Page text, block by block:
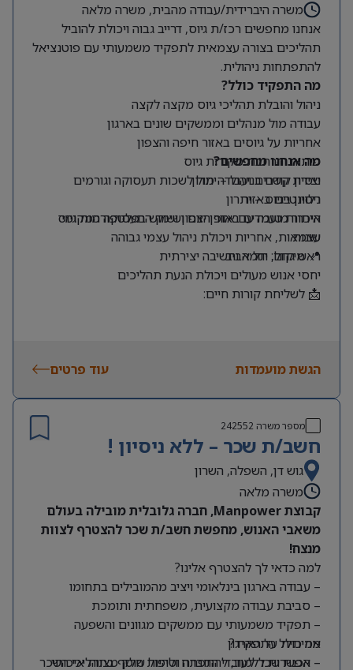
משרה היברידית/עבודה מהבית, משרה מלאה
אנחנו מחפשים רכז/ת גיוס, דרייב גבוה ויכולת להוביל
תהליכים בצורה עצמאית לתפקיד משמעותי עם פוטנציאל
להתפתחות ניהולית.
מה התפקיד כולל?
ניהול והובלת תהליכי גיוס מקצה לקצה
עבודה מול מנהלים וממשקים שונים בארגון
אחריות על גיוסים באזור חיפה והצפון
פיתוח והרחבת מקורות גיוס
יצירת קשרים ועבודה מול לשכות תעסוקה וגורמים
רלוונטיים באזור
איתור מועמדים באופן יזום ושימוש בפלטפורמות גיוס
שונות
מה אנחנו מחפשים?
ניסיון קודם בניהול – יתרון
ניסיון בגיוס – יתרון
היכרות טובה עם אזור הצפון ושוק התעסוקה המקומי
עצמאות, אחריות ויכולת ניהול עצמי גבוהה
ראש גדול, יוזמה וחשיבה יצירתית
יחסי אנוש מעולים ויכולת הנעת תהליכים
📍 מיקום: תל אביב
📩 לשליחת קורות חיים:
הגשת מועמדות עוד פרטים
מספר משרה 242552
חשב/ת שכר – ללא ניסיון !
גוש דן, השפלה, השרון
משרה מלאה
קבוצת Manpower, חברה גלובלית מובילה בעולם
משאבי האנוש, מחפשת חשב/ת שכר להצטרף לצוות
מנצח!
למה כדאי לך להצטרף אלינו?
– עבודה בארגון בינלאומי ויציב מהמובילים בתחומו
– סביבת עבודה מקצועית, משפחתית ותומכת
– תפקיד משמעותי עם ממשקים מגוונים והשפעה
אמיתית על הארגון
– אפשרות ללמוד, להתפתח ולהיות חלק מצוות איכותי
מה כולל התפקיד?
– הכנת שכר לעובדי החברה וטיפול שוטף בתהליכי השכר